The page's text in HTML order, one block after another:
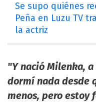
Se supo quiénes
Peña en Luzu TV
la actriz
"Y nació Milenka,
dormí nada desde
menos, pero estoy